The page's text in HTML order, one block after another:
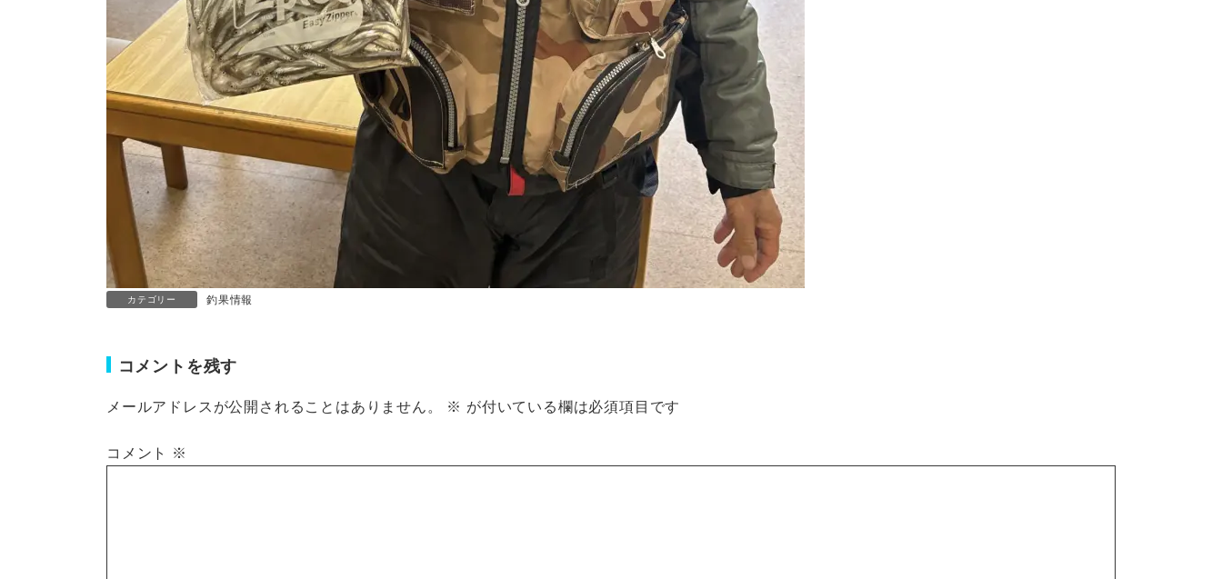
カテゴリー 釣果情報
コメントを残す
メールアドレスが公開されることはありません。 ※ が付いている欄は必須項目です
コメント ※